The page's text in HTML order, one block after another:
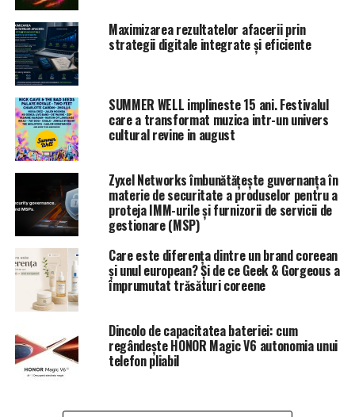
la un pret mediu de 6 euro/mp
euro.
achizitionat prin metode
dolosive aproximativ
173.000 mp de teren,
achizitiona aceste terenuri
la preturi simbolice (ex: cu
doar 5.000 lei a achizitionat
aproximativ 7.000 mp de
teren intravilan pe strada
Lotrului, adica 0,71 bani pe
mp de teren), si a vandut cu
parte din terenul astfel
„acaparat”.
In drept,
Maximizarea rezultatelor afacerii prin
strategii digitale integrate și eficiente
SUMMER WELL implineste 15 ani. Festivalul
care a transformat muzica intr-un univers
cultural revine in august
Zyxel Networks îmbunătățește guvernanța în
materie de securitate a produselor pentru a
proteja IMM-urile și furnizorii de servicii de
gestionare (MSP)
Care este diferența dintre un brand coreean
și unul european? Și de ce Geek & Gorgeous a
împrumutat trăsături coreene
Dincolo de capacitatea bateriei: cum
regândește HONOR Magic V6 autonomia unui
telefon pliabil